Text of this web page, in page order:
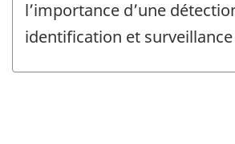
l’importance d’une
identification et